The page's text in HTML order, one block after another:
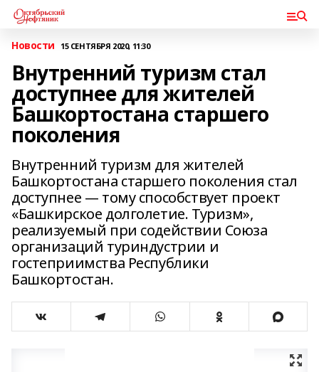
Новости 15 СЕНТЯБРЯ 2020, 11:30
Внутренний туризм стал
доступнее для жителей
Башкортостана старшего
поколения
Внутренний туризм для жителей
Башкортостана старшего поколения стал
доступнее — тому способствует проект
«Башкирское долголетие. Туризм»,
реализуемый при содействии Союза
организаций туриндустрии и
гостеприимства Республики
Башкортостан.